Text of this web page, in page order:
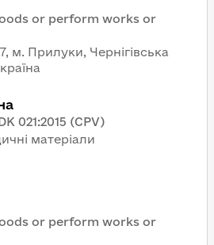
or perform works or
м. Прилуки, Чернігівська
021:2015 (CPV)
матеріали
or perform works or